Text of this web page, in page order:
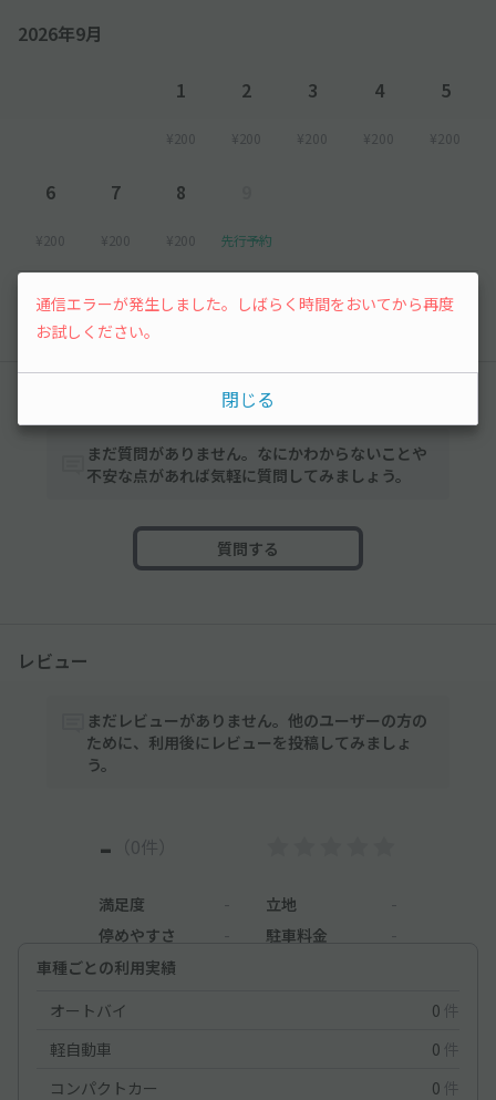
2026年9月
1
¥200
2
¥200
3
¥200
4
¥200
5
¥200
6
¥200
7
¥200
8
¥200 先行予約
以降の空き状況は毎日24:00に更新されます。
まだ質問がありません。なにかわからないことや
不安な点があれば気軽に質問してみましょう。
質問する
レビュー
まだレビューがありません。他のユーザーの方の
ために、利用後にレビューを投稿してみましょ
う。
- （0件）
満足度 立地
停めやすさ
駐車料金
車種ごとの利用実績
オートバイ
0 件
軽自動車
0 件
コンパクトカー
0 件
通信エラーが発生しました。しばらく時間をおいてから再度
お試しください。
閉じる